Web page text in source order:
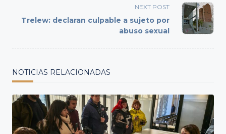
reader-
NEXT POST
Trelew: declaran culpable a sujeto por
abuso sexual
NOTICIAS RELACIONADAS